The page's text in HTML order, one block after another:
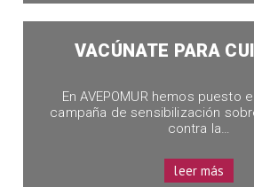
VACÚNATE PARA
En AVEPOMUR hemos puesto
campaña de sensibilización
contra la…
leer más